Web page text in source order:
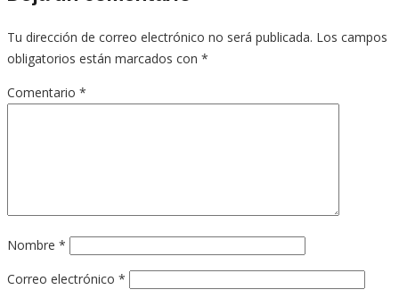
Tu dirección de correo electrónico no será publicada. Los campos
obligatorios están marcados con *
Comentario *
Nombre *
Correo electrónico *